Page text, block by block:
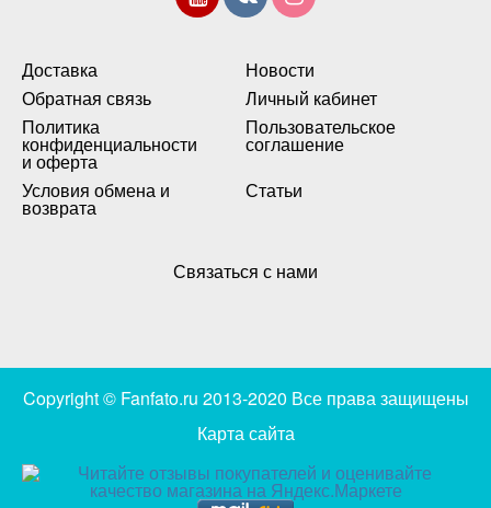
Доставка
Новости
Обратная связь
Личный кабинет
Политика
конфиденциальности
и оферта
Пользовательское
соглашение
Условия обмена и
возврата
Статьи
Связаться с нами
Copyright © Fanfato.ru 2013-2020 Все права защищены
Карта сайта